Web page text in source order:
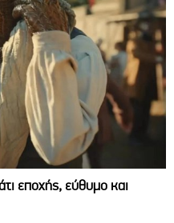
εποχής, εύθυμο και